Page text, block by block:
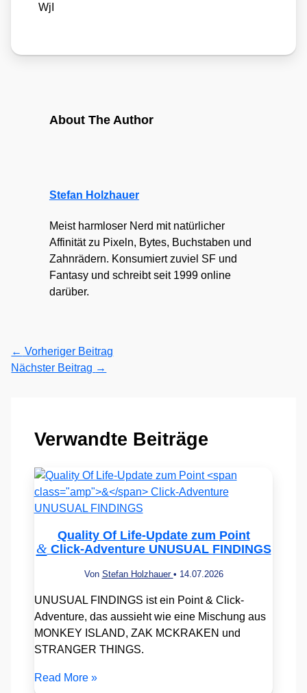
WjI
About The Author
Stefan Holzhauer
Meist harmloser Nerd mit natürlicher
Affinität zu Pixeln, Bytes, Buchstaben und
Zahnrädern. Konsumiert zuviel SF und
Fantasy und schreibt seit 1999 online
darüber.
← Vorheriger Beitrag
Nächster Beitrag →
Verwandte Beiträge
Quality Of Life-Update zum Point
&Click-Adventure UNUSUAL FINDINGS
Von Stefan Holzhauer • 14.07.2026
UNUSUAL FINDINGS ist ein Point & Click-
Adventure, das aussieht wie eine Mischung aus
MONKEY ISLAND, ZAK MCKRAKEN und
STRANGER THINGS.
Read More »